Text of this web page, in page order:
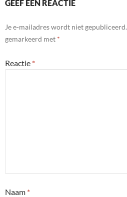
GEEF EEN REACTIE
Je e-mailadres wordt niet gepubliceerd.
gemarkeerd met *
Reactie *
Naam *